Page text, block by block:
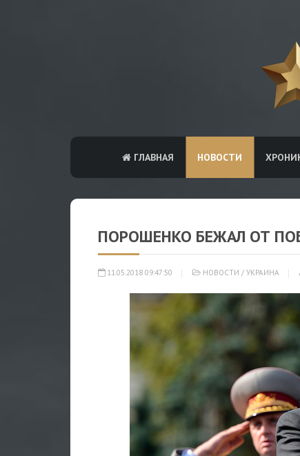
ГЛАВНАЯ НОВОСТИ
ПОРОШЕНКО БЕЖАЛ ОТ
11.05.2018 09:47:50 НОВОСТИ / УКРАИНА